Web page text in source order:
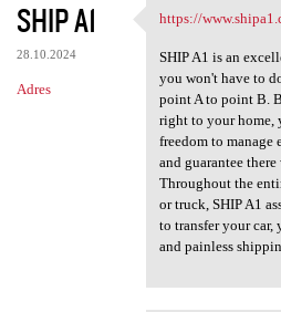
SHIP A1
28.10.2024
Adres
https://
https://
SHIP A1 is an
you won't have to
point A to point B.
right to your home,
freedom to manage
and guarantee
Throughout the
or truck, SHIP A1
to transfer your car,
and painless